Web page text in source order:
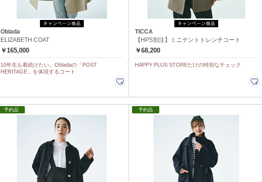
Oblada
ELIZABETH COAT
￥165,000
10年先も着続けたい。Obladaの「POST
HERITAGE」を体現するコート
TICCA
【HPS別注】ミニテントトレンチコート
￥68,200
HAPPY PLUS STOREだけの特別なチェック
予約品 予約品